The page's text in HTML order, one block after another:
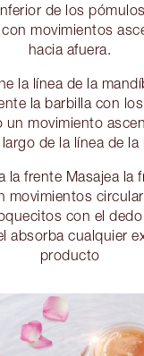
de los
con movimientos
hacia afuera.
la línea de la
la barbilla con
un movimiento
de la línea de la
la frente Masajea la
movimientos
con el
absorba cualquier
producto